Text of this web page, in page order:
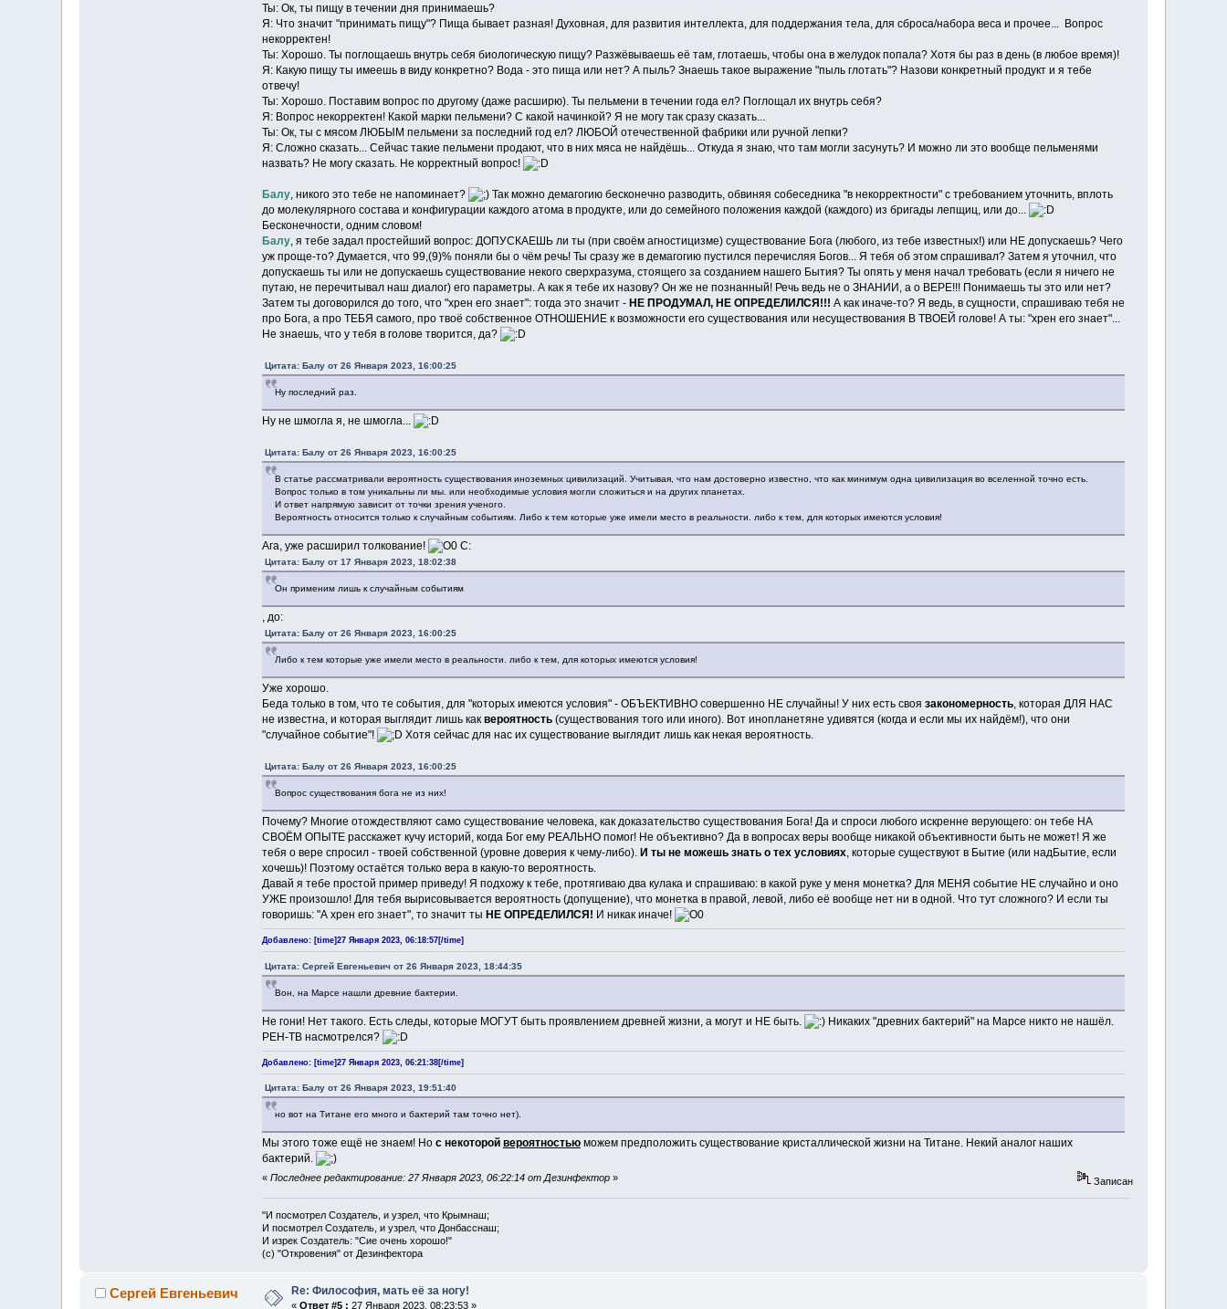
Ты: Ок, ты пищу в течении дня принимаешь?
Я: Что значит "принимать пищу"? Пища бывает разная! Духовная, для развития интеллекта, для поддержания тела, для сброса/набора веса и прочее... Вопрос
некорректен!
Ты: Хорошо. Ты поглощаешь внутрь себя биологическую пищу? Разжёвываешь её там, глотаешь, чтобы она в желудок попала? Хотя бы раз в день (в любое время)!
Я: Какую пищу ты имеешь в виду конкретно? Вода - это пища или нет? А пыль? Знаешь такое выражение "пыль глотать"? Назови конкретный продукт и я тебе
отвечу!
Ты: Хорошо. Поставим вопрос по другому (даже расширю). Ты пельмени в течении года ел? Поглощал их внутрь себя?
Я: Вопрос некорректен! Какой марки пельмени? С какой начинкой? Я не могу так сразу сказать...
Ты: Ок, ты с мясом ЛЮБЫМ пельмени за последний год ел? ЛЮБОЙ отечественной фабрики или ручной лепки?
Я: Сложно сказать... Сейчас такие пельмени продают, что в них мяса не найдёшь... Откуда я знаю, что там могли засунуть? И можно ли это вообще пельменями
назвать? Не могу сказать. Не корректный вопрос!
Балу, никого это тебе не напоминает?
Так можно демагогию бесконечно разводить, обвиняя собеседника "в некорректности" с требованием уточнить, вплоть
до молекулярного состава и конфигурации каждого атома в продукте, или до семейного положения каждой (каждого) из бригады лепщиц, или до...
Бесконечности, одним словом!
Балу, я тебе задал простейший вопрос: ДОПУСКАЕШЬ ли ты (при своём агностицизме) существование Бога (любого, из тебе известных!) или НЕ допускаешь? Чего
уж проще-то? Думается, что 99,(9)% поняли бы о чём речь! Ты сразу же в демагогию пустился перечисляя Богов... Я тебя об этом спрашивал? Затем я уточнил, что
допускаешь ты или не допускаешь существование некого сверхразума, стоящего за созданием нашего Бытия? Ты опять у меня начал требовать (если я ничего не
путаю, не перечитывал наш диалог) его параметры. А как я тебе их назову? Он же не познанный! Речь ведь не о ЗНАНИИ, а о ВЕРЕ!!! Понимаешь ты это или нет?
Затем ты договорился до того, что "хрен его знает": тогда это значит - НЕ ПРОДУМАЛ, НЕ ОПРЕДЕЛИЛСЯ!!! А как иначе-то? Я ведь, в сущности, спрашиваю тебя не
про Бога, а про ТЕБЯ самого, про твоё собственное ОТНОШЕНИЕ к возможности его существования или несуществования В ТВОЕЙ голове! А ты: "хрен его знает"...
Не знаешь, что у тебя в голове творится, да?
Цитата: Балу от 26 Января 2023, 16:00:25
Ну последний раз.
Ну не шмогла я, не шмогла...
Цитата: Балу от 26 Января 2023, 16:00:25
В статье рассматривали вероятность существования иноземных цивилизаций. Учитывая, что нам достоверно известно, что как минимум одна цивилизация во вселенной точно есть.
Вопрос только в том уникальны ли мы. или необходимые условия могли сложиться и на других планетах.
И ответ напрямую зависит от точки зрения ученого.
Вероятность относится только к случайным событиям. Либо к тем которые уже имели место в реальности. либо к тем, для которых имеются условия!
Ага, уже расширил толкование! С:
Цитата: Балу от 17 Января 2023, 18:02:38
Он применим лишь к случайным событиям
, до:
Цитата: Балу от 26 Января 2023, 16:00:25
Либо к тем которые уже имели место в реальности. либо к тем, для которых имеются условия!
Уже хорошо.
Беда только в том, что те события, для "которых имеются условия" - ОБЪЕКТИВНО совершенно НЕ случайны! У них есть своя закономерность, которая ДЛЯ НАС
не известна, и которая выглядит лишь как вероятность(существования того или иного). Вот инопланетяне удивятся (когда и если мы их найдём!), что они
"случайное событие"!
Хотя сейчас для нас их существование выглядит лишь как некая вероятность.
Цитата: Балу от 26 Января 2023, 16:00:25
Вопрос существования бога не из них!
Почему? Многие отождествляют само существование человека, как доказательство существования Бога! Да и спроси любого искренне верующего: он тебе НА
СВОЁМ ОПЫТЕ расскажет кучу историй, когда Бог ему РЕАЛЬНО помог! Не объективно? Да в вопросах веры вообще никакой объективности быть не может! Я же
тебя о вере спросил - твоей собственной (уровне доверия к чему-либо). И ты не можешь знать о тех условиях, которые существуют в Бытие (или надБытие, если
хочешь)! Поэтому остаётся только вера в какую-то вероятность.
Давай я тебе простой пример приведу! Я подхожу к тебе, протягиваю два кулака и спрашиваю: в какой руке у меня монетка? Для МЕНЯ событие НЕ случайно и оно
УЖЕ произошло! Для тебя вырисовывается вероятность (допущение), что монетка в правой, левой, либо её вообще нет ни в одной. Что тут сложного? И если ты
говоришь: "А хрен его знает", то значит ты НЕ ОПРЕДЕЛИЛСЯ! И никак иначе!
Добавлено: [time]27 Января 2023, 06:18:57[/time]
Цитата: Сергей Евгеньевич от 26 Января 2023, 18:44:35
Вон, на Марсе нашли древние бактерии.
Не гони! Нет такого. Есть следы, которые МОГУТ быть проявлением древней жизни, а могут и НЕ быть.
Никаких "древних бактерий" на Марсе никто не нашёл.
РЕН-ТВ насмотрелся?
Добавлено: [time]27 Января 2023, 06:21:38[/time]
Цитата: Балу от 26 Января 2023, 19:51:40
но вот на Титане его много и бактерий там точно нет).
Мы этого тоже ещё не знаем! Но с некоторой вероятностьюможем предположить существование кристаллической жизни на Титане. Некий аналог наших
бактерий.
« Последнее редактирование: 27 Января 2023, 06:22:14 от Дезинфектор» Записан
"И посмотрел Создатель, и узрел, что Крымнаш;
И посмотрел Создатель, и узрел, что Донбасснаш;
И изрек Создатель: "Сие очень хорошо!"
(с) "Откровения" от Дезинфектора
Сергей Евгеньевич Re: Философия, мать её за ногу!
«Ответ #5 : 27 Января 2023, 08:23:53 »